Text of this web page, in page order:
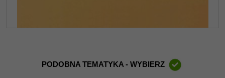
PODOBNA TEMATYKA - WYBIERZ